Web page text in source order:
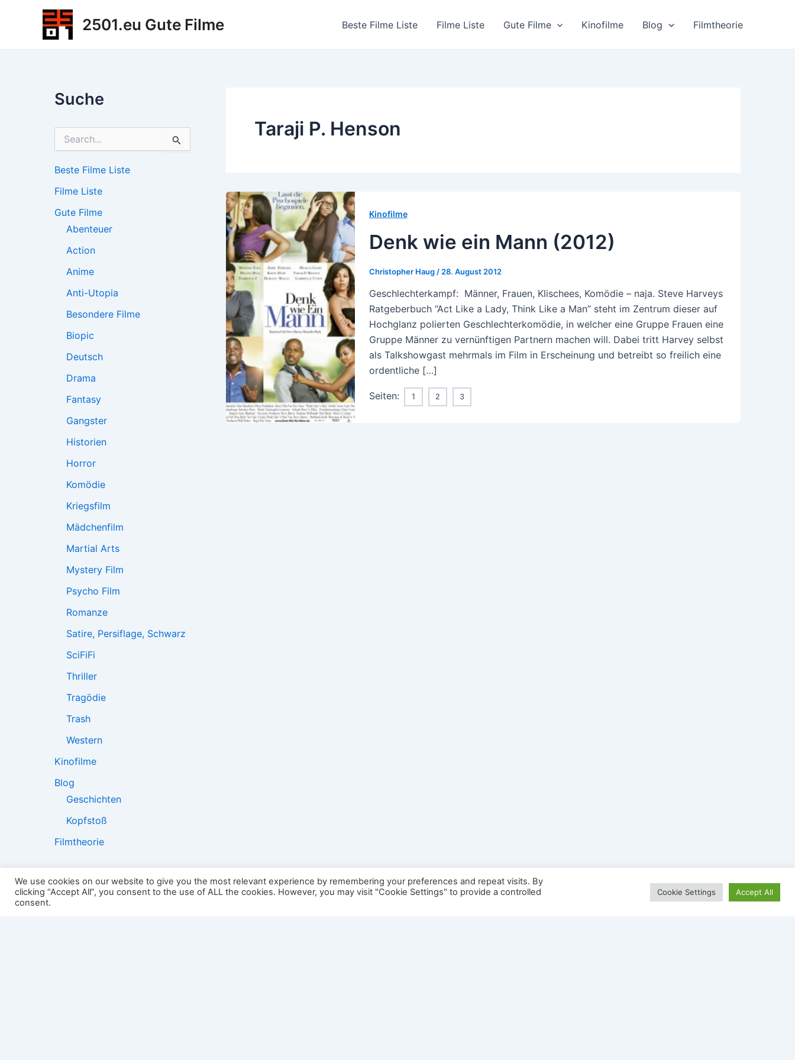
2501.eu Gute Filme Beste Filme Liste Filme Liste Gute Filme Kinofilme Blog Filmtheorie
Suche
h
n
a
Beste Filme Liste
Filme Liste
Gute Filme
Abenteuer
Action
Anime
Anti-Utopia
Besondere Filme
Biopic
Deutsch
Drama
Fantasy
Gangster
Historien
Horror
Komödie
Kriegsfilm
Mädchenfilm
Martial Arts
Mystery Film
Psycho Film
Romanze
Satire, Persiflage, Schwarz
SciFiFi
Thriller
Tragödie
Trash
Western
Kinofilme
Blog
Geschichten
Kopfstoß
Filmtheorie
Taraji P. Henson
Kinofilme
Denk wie ein Mann (2012)
Christopher Haug / 28. August 2012
Geschlechterkampf: Männer, Frauen, Klischees, Komödie – naja. Steve Harveys
Ratgeberbuch “Act Like a Lady, Think Like a Man” steht im Zentrum dieser auf
Hochglanz polierten Geschlechterkomödie, in welcher eine Gruppe Frauen eine
Gruppe Männer zu vernünftigen Partnern machen will. Dabei tritt Harvey selbst
als Talkshowgast mehrmals im Film in Erscheinung und betreibt so freilich eine
ordentliche […]
Seiten: 1 2 3
2501:
We use cookies on our website to give you the most relevant experience by remembering your preferences and repeat visits. By
clicking “Accept All”, you consent to the use of ALL the cookies. However, you may visit "Cookie Settings" to provide a controlled
consent.
Cookie Settings Accept All